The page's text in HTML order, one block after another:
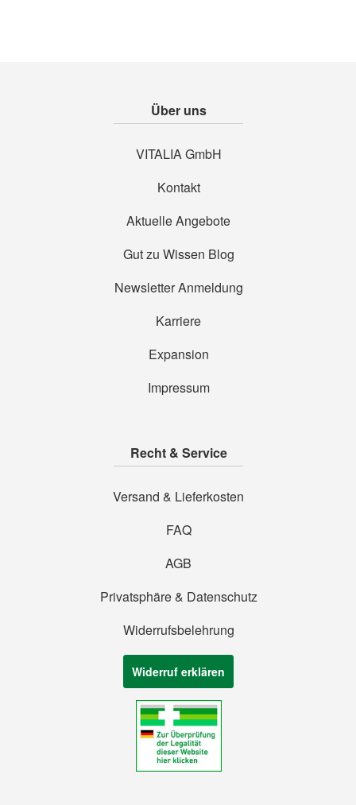
Über uns
VITALIA GmbH
Kontakt
Aktuelle Angebote
Gut zu Wissen Blog
Newsletter Anmeldung
Karriere
Expansion
Impressum
Recht & Service
Versand & Lieferkosten
FAQ
AGB
Privatsphäre & Datenschutz
Widerrufsbelehrung
Widerruf erklären